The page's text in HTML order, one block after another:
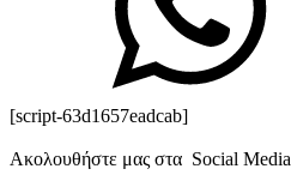
[script-63d1657eadcab]
Ακολουθήστε μας στα Social Media